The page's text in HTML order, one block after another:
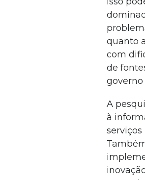
quanto
com
de
A
à